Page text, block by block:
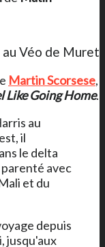
au Véo de Muret
Martin Scorsese,
Like Going Home.
au
il
le delta
avec
et du
depuis
jusqu'aux